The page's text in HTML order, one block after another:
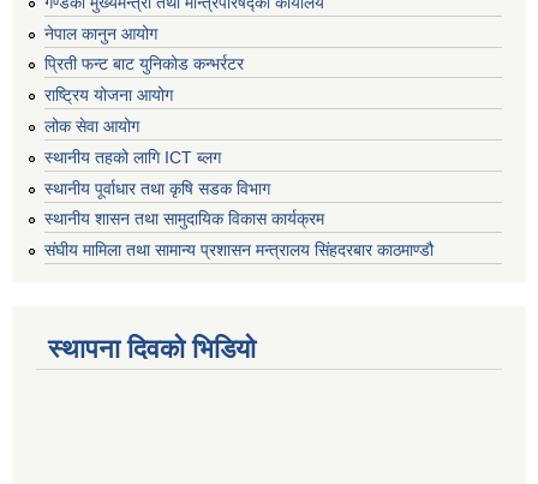
नेपाल कानुन आयोग
प्रिती फन्ट बाट युनिकोड कन्भर्रटर
राष्ट्रिय योजना आयोग
लोक सेवा आयोग
स्थानीय तहको लागि ICT ब्लग
स्थानीय पूर्वाधार तथा कृषि सडक विभाग
स्थानीय शासन तथा सामुदायिक विकास कार्यक्रम
संघीय मामिला तथा सामान्य प्रशासन मन्त्रालय सिंहदरबार काठमाण्डौ
स्थापना दिवको भिडियो